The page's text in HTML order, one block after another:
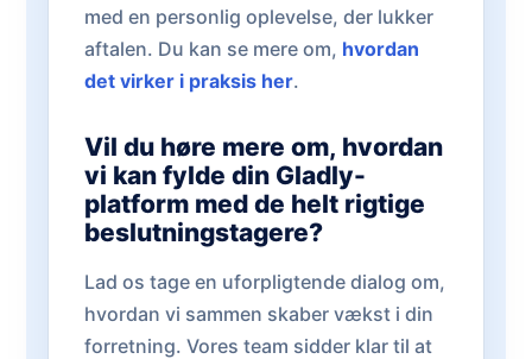
med en personlig oplevelse, der lukker
aftalen. Du kan se mere om, hvordan
det virker i praksis her.
Vil du høre mere om, hvordan
vi kan fylde din Gladly-
platform med de helt rigtige
beslutningstagere?
Lad os tage en uforpligtende dialog om,
hvordan vi sammen skaber vækst i din
forretning. Vores team sidder klar til at